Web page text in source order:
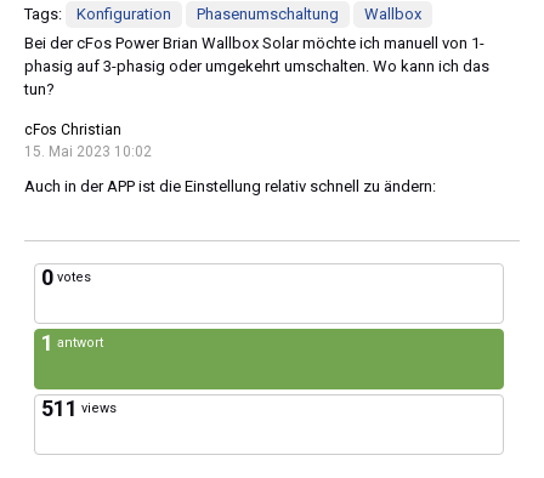
Tags: Konfiguration Phasenumschaltung
Wallbox
Bei der cFos Power Brian Wallbox Solar möchte ich manuell von 1-
phasig auf 3-phasig oder umgekehrt umschalten. Wo kann ich das
tun?
cFos Christian
15. Mai 2023 10:02
Auch in der APP ist die Einstellung relativ schnell zu ändern:
0 votes
1 antwort
511 views